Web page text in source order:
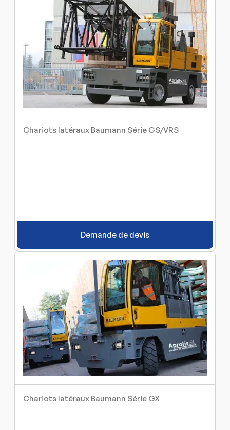
Chariots latéraux Baumann Série GS/VRS
Demande de devis
Chariots latéraux Baumann Série GX